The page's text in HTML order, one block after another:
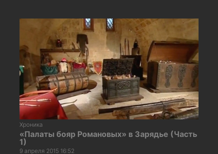
Хроника
«Палаты бояр Романовых» в Зарядье (Часть
1)
9 апреля 2015 16:52